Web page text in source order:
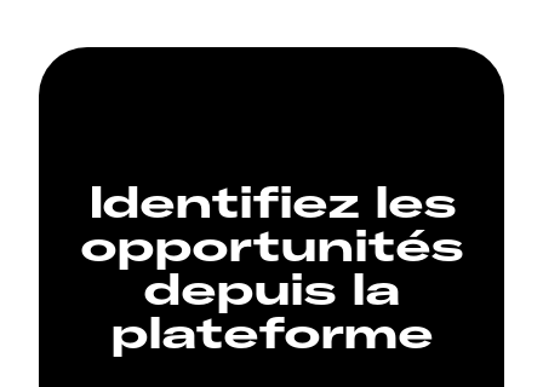
Identifiez les
opportunités
depuis la
plateforme